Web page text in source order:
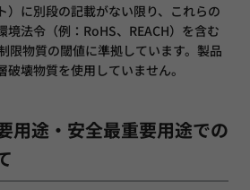
）に別段の記載がない限り、これらの
境法令（例：RoHS、REACH）を含む
限物質の閾値に準拠しています。製品
壊物質を使用していません。
用途・安全最重要用途での